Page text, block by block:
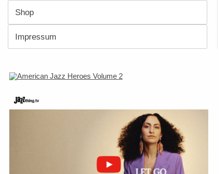
Shop
Impressum